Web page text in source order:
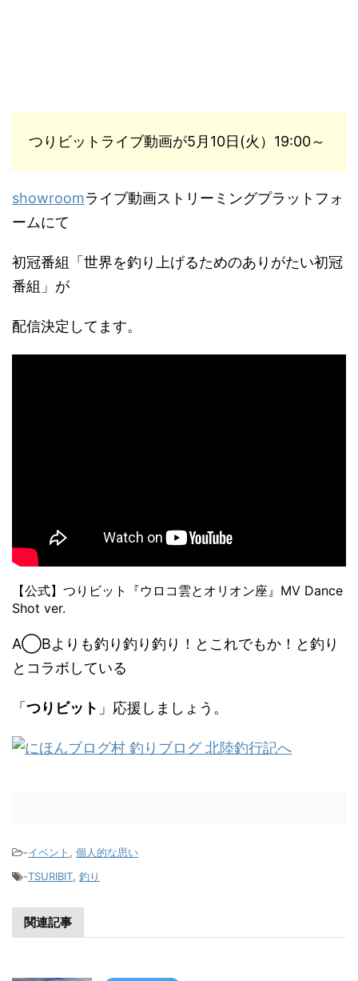
つりビットライブ動画が5月10日(火）19:00～
showroomライブ動画ストリーミングプラットフォ
ームにて
初冠番組「世界を釣り上げるためのありがたい初冠
番組」が
配信決定してます。
【公式】つりビット『ウロコ雲とオリオン座』MV Dance
Shot ver.
A◯Bよりも釣り釣り釣り！とこれでもか！と釣り
とコラボしている
「 つりビット 」応援しましょう。
-イベント , 個人的な思い
-TSURIBIT, 釣り
関連記事